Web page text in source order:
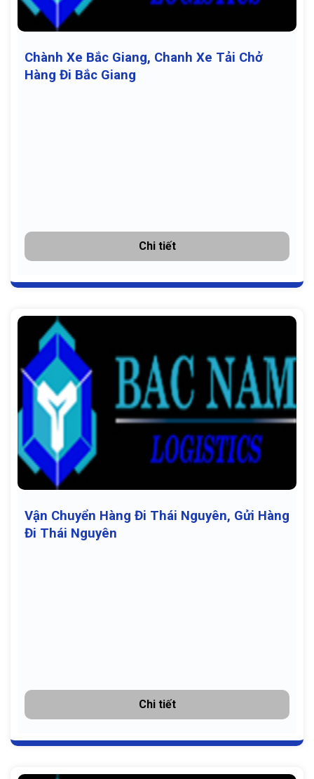
Chành Xe Bắc Giang, Chanh Xe Tải Chở
Hàng Đi Bắc Giang
Chi tiết
Vận Chuyển Hàng Đi Thái Nguyên, Gửi Hàng
Đi Thái Nguyên
Chi tiết